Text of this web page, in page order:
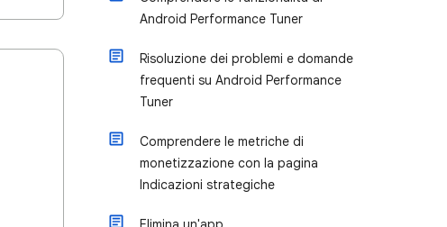
Android Performance Tuner
Risoluzione dei problemi e domande
frequenti su Android Performance
Tuner
Comprendere le metriche di
monetizzazione con la pagina
Indicazioni strategiche